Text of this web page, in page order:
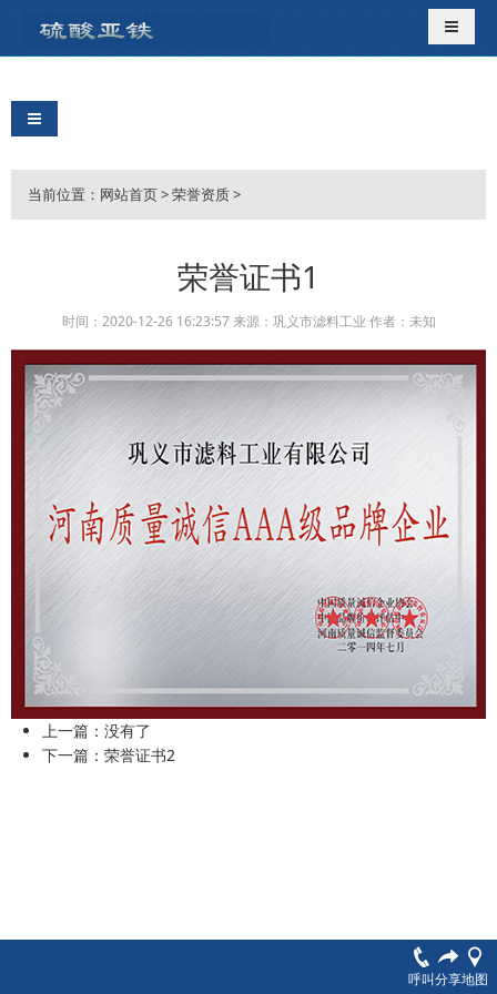
导航切
导航切换
当前位置： 网站首页>荣誉资质>
荣誉证书1
时间：2020-12-26 16:23:57 来源：巩义市滤料工业 作者：未知
上一篇：没有了
下一篇： 荣誉证书2
呼叫分享地图